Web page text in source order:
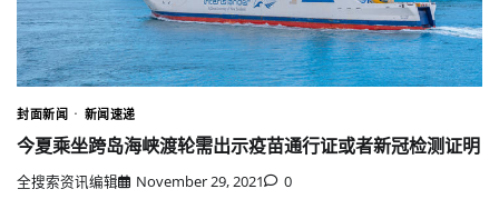
封面新闻 新闻速递
今夏乘坐跨岛海峡渡轮需出示疫苗通行证或者新冠检测证明
全搜索资讯编辑 November 29, 2021 0